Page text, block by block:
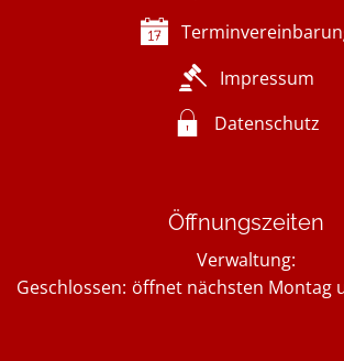
Impressum
Datenschutz
Öffnungszeiten
Verwaltung:
Klicken, um weitere Öffnungs- oder
Geschlossen: öffnet nächsten Montag